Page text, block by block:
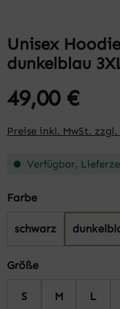
Unisex
dunkelblau
49,00 €
Preise inkl. MwSt.
Verfügbar,
Farbeauswählen
schwarz
Größeauswählen
S M L